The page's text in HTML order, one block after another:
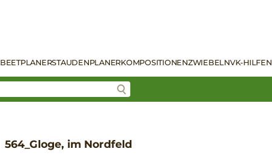
BEETPLANERSTAUDENPLANERKOMPOSITIONENZWIEBELNVK-HILFEN
564_Gloge, im Nordfeld